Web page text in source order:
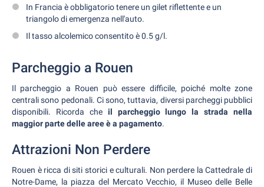
In Francia è obbligatorio tenere un gilet riflettente e un
triangolo di emergenza nell'auto.
Il tasso alcolemico consentito è 0.5 g/l.
Parcheggio a Rouen
Il parcheggio a Rouen può essere difficile, poiché molte zone
centrali sono pedonali. Ci sono, tuttavia, diversi parcheggi pubblici
disponibili. Ricorda che il parcheggio lungo la strada nella
maggior parte delle aree è a pagamento.
Attrazioni Non Perdere
Rouen è ricca di siti storici e culturali. Non perdere la Cattedrale di
Notre-Dame, la piazza del Mercato Vecchio, il Museo delle Belle